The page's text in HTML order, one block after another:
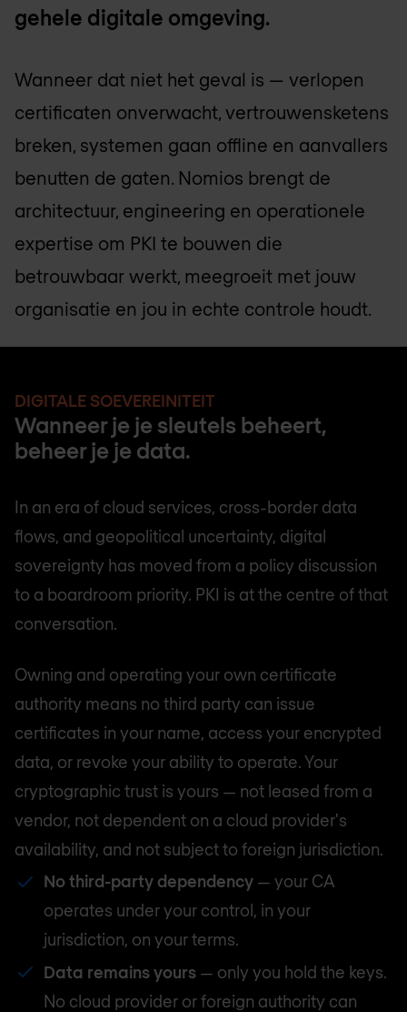
gehele digitale omgeving.
Wanneer dat niet het geval is — verlopen
certificaten onverwacht, vertrouwensketens
breken, systemen gaan offline en aanvallers
benutten de gaten. Nomios brengt de
architectuur, engineering en operationele
expertise om PKI te bouwen die
betrouwbaar werkt, meegroeit met jouw
organisatie en jou in echte controle houdt.
DIGITALE SOEVEREINITEIT
Wanneer je je sleutels beheert,
beheer je je data.
In an era of cloud services, cross-border data
flows, and geopolitical uncertainty, digital
sovereignty has moved from a policy discussion
to a boardroom priority. PKI is at the centre of that
conversation.
Owning and operating your own certificate
authority means no third party can issue
certificates in your name, access your encrypted
data, or revoke your ability to operate. Your
cryptographic trust is yours — not leased from a
vendor, not dependent on a cloud provider's
availability, and not subject to foreign jurisdiction.
No third-party dependency — your CA
operates under your control, in your
jurisdiction, on your terms.
Data remains yours — only you hold the keys.
No cloud provider or foreign authority can